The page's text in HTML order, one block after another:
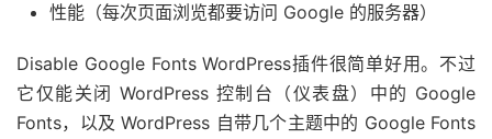
性能（每次页面浏览都要访问 Google 的服务器）
Disable Google Fonts WordPress插件很简单好用。不过
它仅能关闭 WordPress 控制台（仪表盘）中的 Google
Fonts，以及 WordPress 自带几个主题中的 Google Fonts